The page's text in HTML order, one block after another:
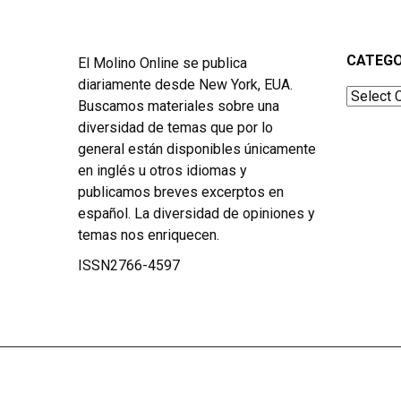
El Molino Online se publica
diariamente desde New York, EUA.
Buscamos materiales sobre una
diversidad de temas que por lo
general están disponibles únicamente
en inglés u otros idiomas y
publicamos breves excerptos en
español. La diversidad de opiniones y
temas nos enriquecen.
ISSN2766-4597